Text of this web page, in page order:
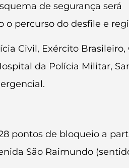
de segurança será
percurso do desfile e
Civil, Exército Brasileiro,
da Polícia Militar,
pontos de bloqueio a
São Raimundo